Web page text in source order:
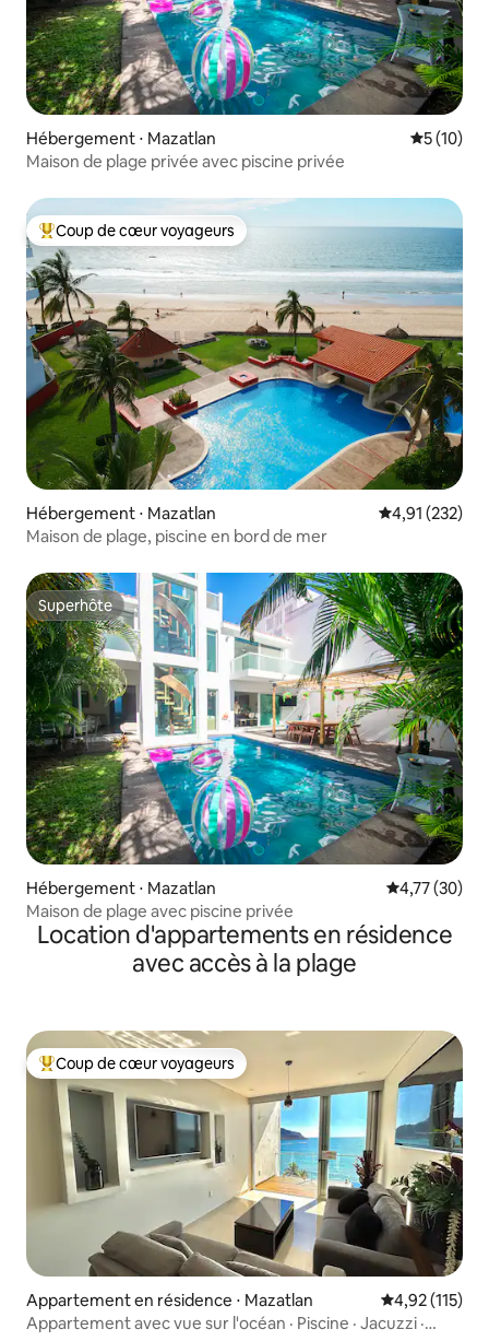
Hébergement ⋅ Mazatlan
5 (10)
Maison de plage privée avec piscine privée
Coups de cœur voyageurs les plus appréciés
Coup de cœur voyageurs
Hébergement ⋅ Mazatlan Évaluation
4,91 (232)
Maison de plage, piscine en bord de mer
Superhôte
Superhôte
Hébergement ⋅ Mazatlan Évaluation
4,77 (30)
Maison de plage avec piscine privée
Location d'appartements en résidence
avec accès à la plage
Coups de cœur voyageurs les plus appréciés
Coup de cœur voyageurs
Appartement en résidence ⋅ Mazatlan Évaluation
4,92 (115)
Appartement avec vue sur l'océan · Piscine · Jacuzzi ·